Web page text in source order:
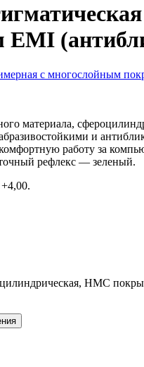
материала,
и
работу за
рефлекс — зеленый.
HMC